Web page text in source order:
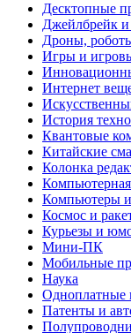
Десктопные
Джейлбрейк и
Дроны,
Игры и
Интернет
История
Квантовые
Китайские
Колонка
Компьютеры и
Космос и
Курьезы и
Мини-ПК
Мобильные
Наука
Одноплатные
Патенты и